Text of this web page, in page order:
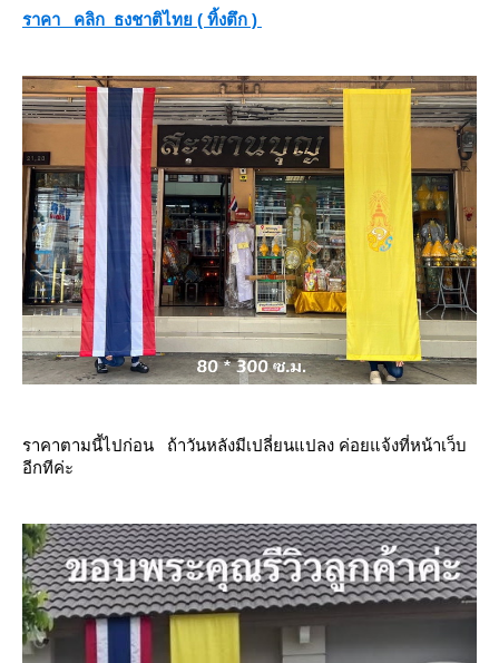
ราคา คลิก ธงชาติไทย ( ทิ้งตึก )
ราคาตามนี้ไปก่อน ถ้าวันหลังมีเปลี่ยนแปลง ค่อยแจ้งที่หน้าเว็บ
อีกทีค่ะ